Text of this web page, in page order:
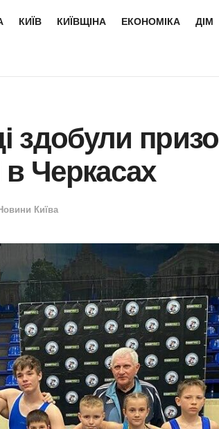
КИЇВ КИЇВЩІНА ЕКОНОМІКА ДІМ
здобули
в Черкасах
Київа